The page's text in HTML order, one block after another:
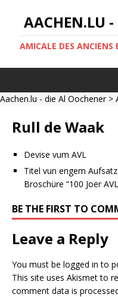
AACHEN.LU -
AMICALE DES
Aachen.lu - die Al Oochener>
Rull de Waak
Devise vum AVL
Titel vun engem
Broschüre “100 Joër
BE THE FIRST TO
Leave a Reply
You must be logged in to
This site uses Akismet to
comment data is